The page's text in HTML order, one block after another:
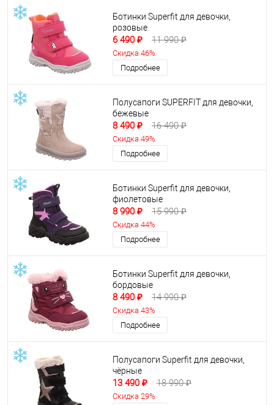
Ботинки Superfit для девочки,
розовые
6 490 ₽ 11 990 ₽
Скидка 46%
Подробнее
Полусапоги SUPERFIT для девочки,
бежевые
8 490 ₽ 16 490 ₽
Скидка 49%
Подробнее
Ботинки Superfit для девочки,
фиолетовые
8 990 ₽ 15 990 ₽
Скидка 44%
Подробнее
Ботинки Superfit для девочки,
бордовые
8 490 ₽ 14 990 ₽
Скидка 43%
Подробнее
Полусапоги Superfit для девочки,
чёрные
13 490 ₽ 18 990 ₽
Скидка 29%